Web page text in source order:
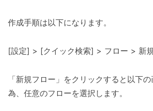
作成手順は以下になります。
[設定] > [クイック検索] > フロー > 新
「新規フロー」をクリックすると以下
為、任意のフローを選択します。